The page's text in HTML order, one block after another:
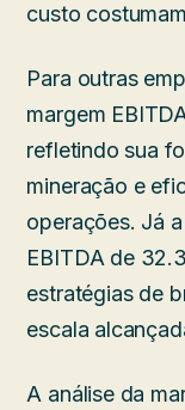
custo
Para outras
margem
refletindo sua
mineração e
operações. Já
EBITDA de
estratégias de
escala
A análise da